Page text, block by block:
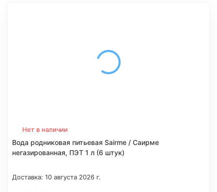
Нет в наличии
Вода родниковая питьевая Sairme / Саирме
негазированная, ПЭТ 1 л (6 штук)
Доставка: 10 августа 2026 г.